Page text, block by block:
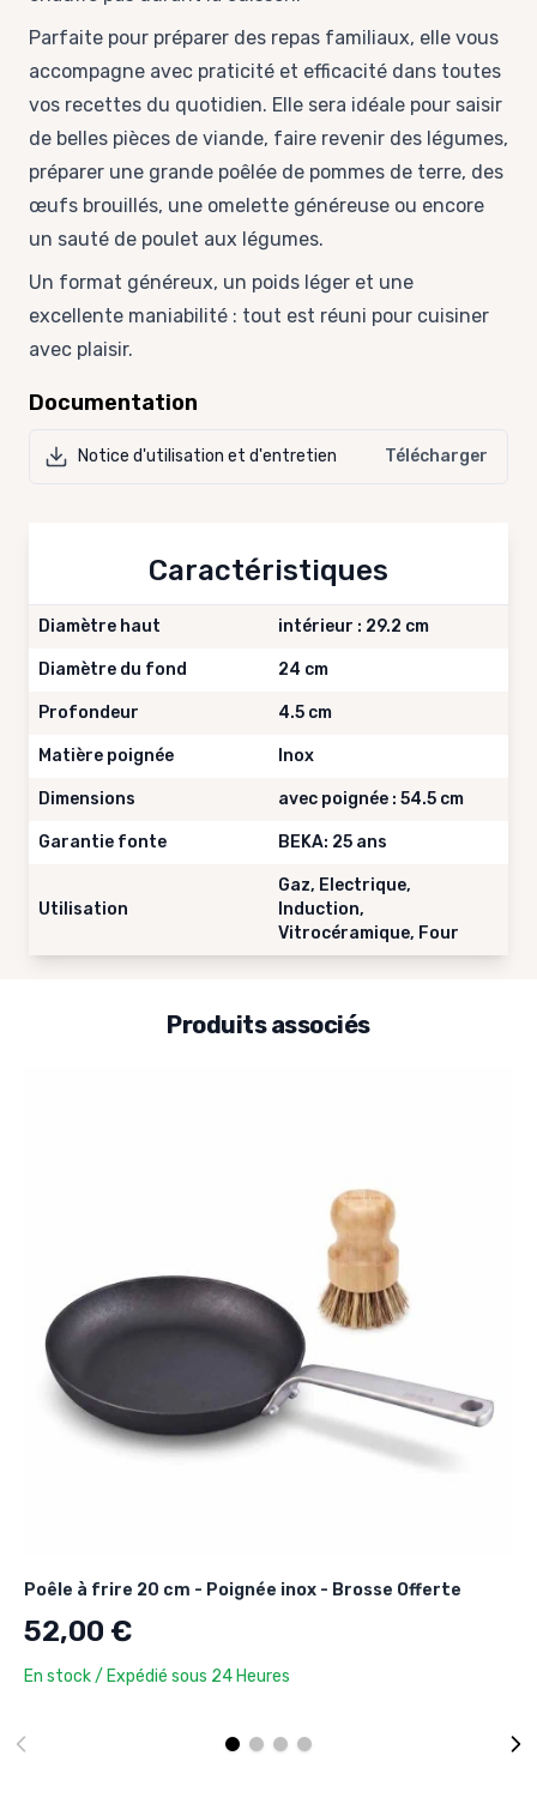
Parfaite pour préparer des repas familiaux, elle vous
accompagne avec praticité et efficacité dans toutes
vos recettes du quotidien. Elle sera idéale pour saisir
de belles pièces de viande, faire revenir des légumes,
préparer une grande poêlée de pommes de terre, des
œufs brouillés, une omelette généreuse ou encore
un sauté de poulet aux légumes.
Un format généreux, un poids léger et une
excellente maniabilité : tout est réuni pour cuisiner
avec plaisir.
Documentation
Notice d'utilisation et d'entretien Télécharger
Caractéristiques
Diamètre haut intérieur : 29.2 cm
Diamètre du fond 24 cm
Profondeur 4.5 cm
Matière poignée Inox
Dimensions avec poignée : 54.5 cm
Garantie fonte BEKA: 25 ans
Utilisation
Gaz, Electrique,
Induction,
Vitrocéramique, Four
Produits associés
Poêle à frire 20 cm - Poignée inox - Brosse Offerte
52,00 €
En stock / Expédié sous 24 Heures